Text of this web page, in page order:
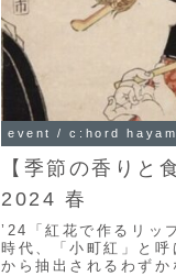
event / c:hord
【季節の香りと
2024 春
’24「紅花で作るリッ
時代、「小町紅」と
から抽出されるわず